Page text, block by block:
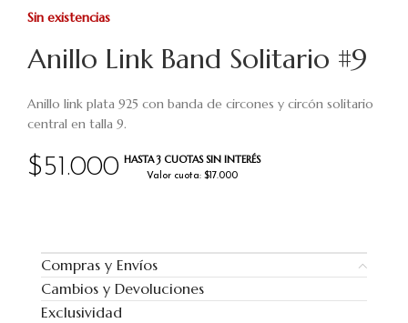
Anillo Link Band Solitario #9
$51.000 HASTA 3 CUOTAS SIN INTERÉS
Valor cuota: $17.000
Anillo link plata 925 con banda de circones y circón solitario
central en talla 9.
Sin existencias
Compras y Envíos
Cambios y Devoluciones
Exclusividad